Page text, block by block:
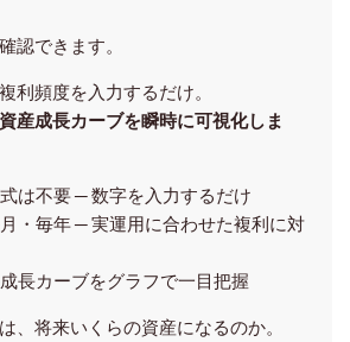
認できます。
利頻度を入力するだけ。
産成長カーブを瞬時に可視化しま
は不要 ─ 数字を入力するだけ
・毎年 ─ 実運用に合わせた複利に対
長カーブをグラフで一目把握
、将来いくらの資産になるのか。